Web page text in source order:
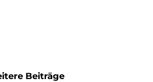
Beiträge